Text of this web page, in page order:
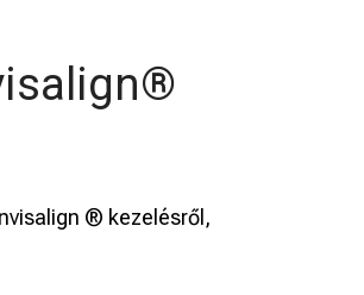
® kezelésről,